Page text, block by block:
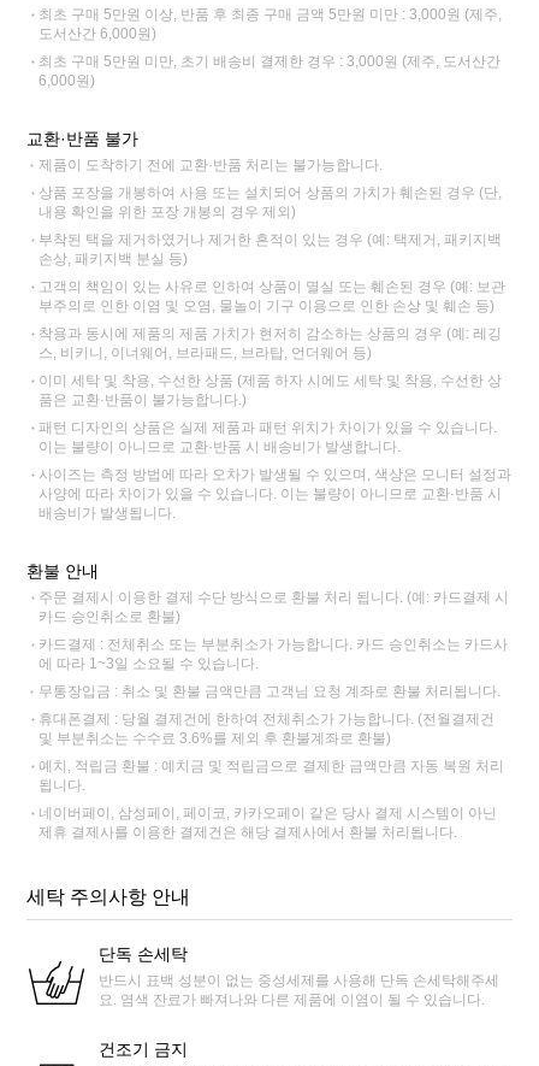
최초 구매 5만원 이상, 반품 후 최종 구매 금액 5만원 미만 : 3,000원 (제주,
도서산간 6,000원)
최초 구매 5만원 미만, 초기 배송비 결제한 경우 : 3,000원 (제주, 도서산간
6,000원)
교환·반품 불가
제품이 도착하기 전에 교환·반품 처리는 불가능합니다.
상품 포장을 개봉하여 사용 또는 설치되어 상품의 가치가 훼손된 경우 (단,
내용 확인을 위한 포장 개봉의 경우 제외)
부착된 택을 제거하였거나 제거한 흔적이 있는 경우 (예: 택제거, 패키지백
손상, 패키지백 분실 등)
고객의 책임이 있는 사유로 인하여 상품이 멸실 또는 훼손된 경우 (예: 보관
부주의로 인한 이염 및 오염, 물놀이 기구 이용으로 인한 손상 및 훼손 등)
착용과 동시에 제품의 제품 가치가 현저히 감소하는 상품의 경우 (예: 레깅
스, 비키니, 이너웨어, 브라패드, 브라탑, 언더웨어 등)
이미 세탁 및 착용, 수선한 상품 (제품 하자 시에도 세탁 및 착용, 수선한 상
품은 교환·반품이 불가능합니다.)
패턴 디자인의 상품은 실제 제품과 패턴 위치가 차이가 있을 수 있습니다.
이는 불량이 아니므로 교환·반품 시 배송비가 발생합니다.
사이즈는 측정 방법에 따라 오차가 발생될 수 있으며, 색상은 모니터 설정과
사양에 따라 차이가 있을 수 있습니다. 이는 불량이 아니므로 교환·반품 시
배송비가 발생됩니다.
환불 안내
주문 결제시 이용한 결제 수단 방식으로 환불 처리 됩니다. (예: 카드결제 시
카드 승인취소로 환불)
카드결제 : 전체취소 또는 부분취소가 가능합니다. 카드 승인취소는 카드사
에 따라 1~3일 소요될 수 있습니다.
무통장입금 : 취소 및 환불 금액만큼 고객님 요청 계좌로 환불 처리됩니다.
휴대폰결제 : 당월 결제건에 한하여 전체취소가 가능합니다. (전월결제건
및 부분취소는 수수료 3.6%를 제외 후 환불계좌로 환불)
예치, 적립금 환불 : 예치금 및 적립금으로 결제한 금액만큼 자동 복원 처리
됩니다.
네이버페이, 삼성페이, 페이코, 카카오페이 같은 당사 결제 시스템이 아닌
제휴 결제사를 이용한 결제건은 해당 결제사에서 환불 처리됩니다.
세탁 주의사항 안내
단독 손세탁
반드시 표백 성분이 없는 중성세제를 사용해 단독 손세탁해주세
요. 염색 잔료가 빠져나와 다른 제품에 이염이 될 수 있습니다.
건조기 금지